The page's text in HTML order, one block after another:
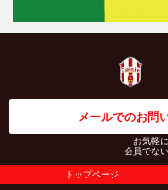
メールでのお問
お気軽
会員でな
トップページ